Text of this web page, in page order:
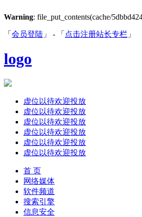
Warning: file_put_contents(cache/
「 会员登陆 」 - 「 点击注册站长专栏 」
logo
虚位以待欢迎投放
虚位以待欢迎投放
虚位以待欢迎投放
虚位以待欢迎投放
虚位以待欢迎投放
虚位以待欢迎投放
首 页
网络媒体
软件频道
搜索引擎
信息安全